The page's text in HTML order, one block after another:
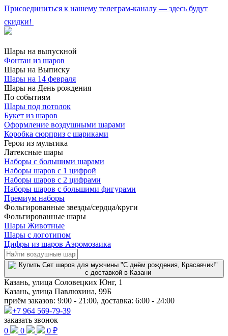
Присоединиться к нашему телеграм-каналу — здесь будут
скидки!
Шары на выпускной
Фонтан из шаров
Шары на Выписку
Шары на 14 февраля
Шары на День рождения
По событиям
Шары под потолок
Букет из шаров
Оформление воздушными шарами
Коробка сюрприз с шариками
Герои из мультика
Латексные шары
Наборы с большими шарами
Наборы шаров с 1 цифрой
Наборы шаров с 2 цифрами
Наборы шаров с большими фигурами
Премиум наборы
Фольгированные звезды/сердца/круги
Фольгированные шары
Шары Животные
Шары с логотипом
Цифры из шаров Аэромозаика
Казань, улица Соловецких Юнг, 1
Казань, улица Павлюхина, 99Б
приём заказов: 9:00 - 21:00, доставка: 6:00 - 24:00
+7 964 569-79-39
заказать звонок
0
0 0 ₽